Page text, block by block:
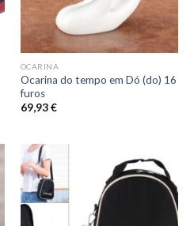
OCARINA
Ocarina do tempo em Dó (do) 16
furos
69,93€